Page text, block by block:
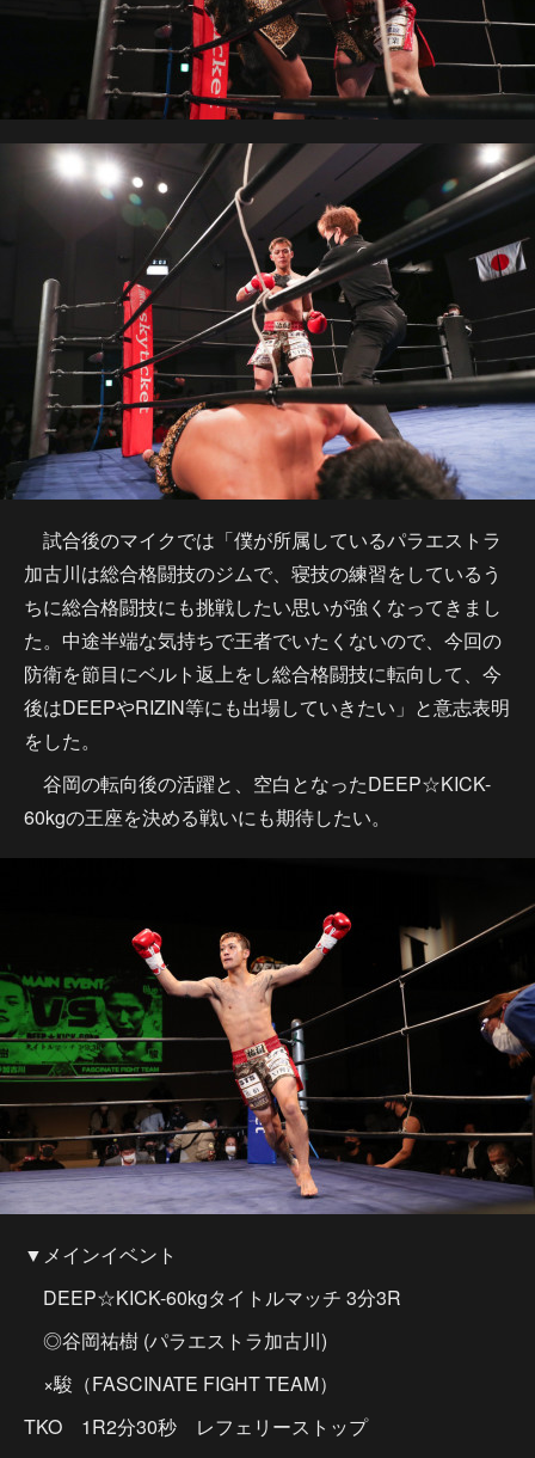
試合後のマイクでは「僕が所属しているパラエストラ
加古川は総合格闘技のジムで、寝技の練習をしているう
ちに総合格闘技にも挑戦したい思いが強くなってきまし
た。中途半端な気持ちで王者でいたくないので、今回の
防衛を節目にベルト返上をし総合格闘技に転向して、今
後はDEEPやRIZIN等にも出場していきたい」と意志表明
をした。
谷岡の転向後の活躍と、空白となったDEEP☆KICK-
60kgの王座を決める戦いにも期待したい。
▼メインイベント
DEEP☆KICK-60kgタイトルマッチ 3分3R
◎谷岡祐樹 (パラエストラ加古川)
×駿（FASCINATE FIGHT TEAM）
TKO 1R2分30秒 レフェリーストップ